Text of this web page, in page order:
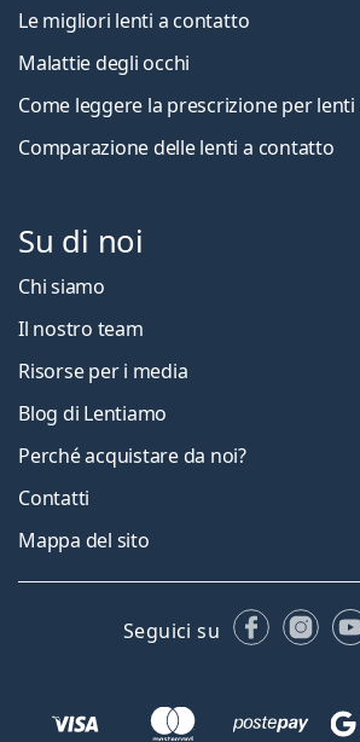
Le migliori lenti a contatto
Malattie degli occhi
Come leggere la prescrizione per
Comparazione delle lenti a contatto
Su di noi
Chi siamo
Il nostro team
Risorse per i media
Blog di Lentiamo
Perché acquistare da noi?
Contatti
Mappa del sito
Seguici su